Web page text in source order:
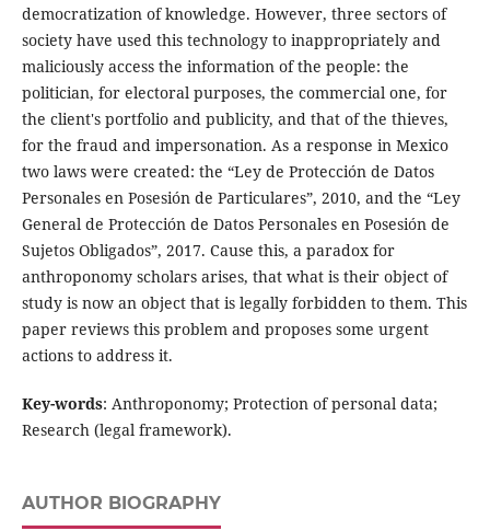
democratization of knowledge. However, three sectors of
society have used this technology to inappropriately and
maliciously access the information of the people: the
politician, for electoral purposes, the commercial one, for
the client's portfolio and publicity, and that of the thieves,
for the fraud and impersonation. As a response in Mexico
two laws were created: the “Ley de Protección de Datos
Personales en Posesión de Particulares”, 2010, and the “Ley
General de Protección de Datos Personales en Posesión de
Sujetos Obligados”, 2017. Cause this, a paradox for
anthroponomy scholars arises, that what is their object of
study is now an object that is legally forbidden to them. This
paper reviews this problem and proposes some urgent
actions to address it.
Key-words: Anthroponomy; Protection of personal data;
Research (legal framework).
AUTHOR BIOGRAPHY